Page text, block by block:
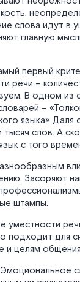
слова идут в
главную
первый
речи –
В одном из
–
языка» Даля
тысяч слов. А
с того
Засоряют
штампы.
уместности
подходит для
и целям